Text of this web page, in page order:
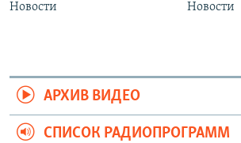
Новости Новости
АРХИВ ВИДЕО
СПИСОК РАДИОПРОГРАММ